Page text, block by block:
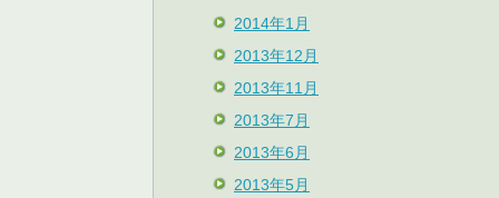
2014年1月
2013年12月
2013年11月
2013年7月
2013年6月
2013年5月